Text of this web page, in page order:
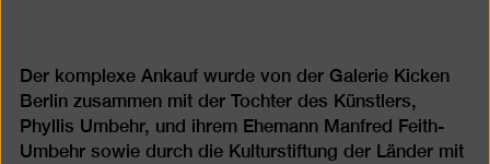
Der komplexe Ankauf wurde von der Galerie Kicken
Berlin zusammen mit der Tochter des Künstlers,
Phyllis Umbehr, und ihrem Ehemann Manfred Feith-
Umbehr sowie durch die Kulturstiftung der Länder mit